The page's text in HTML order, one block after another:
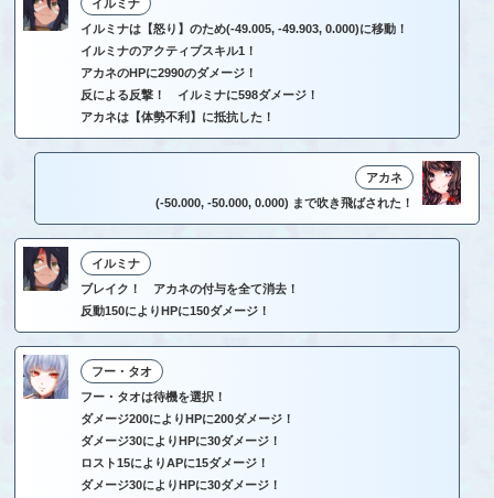
イルミナ
イルミナは【怒り】のため(-49.005, -49.903, 0.000)に移動！
イルミナのアクティブスキル1！
アカネのHPに2990のダメージ！
反による反撃！ イルミナに598ダメージ！
アカネは【体勢不利】に抵抗した！
アカネ
(-50.000, -50.000, 0.000) まで吹き飛ばされた！
イルミナ
ブレイク！ アカネの付与を全て消去！
反動150によりHPに150ダメージ！
フー・タオ
フー・タオは待機を選択！
ダメージ200によりHPに200ダメージ！
ダメージ30によりHPに30ダメージ！
ロスト15によりAPに15ダメージ！
ダメージ30によりHPに30ダメージ！